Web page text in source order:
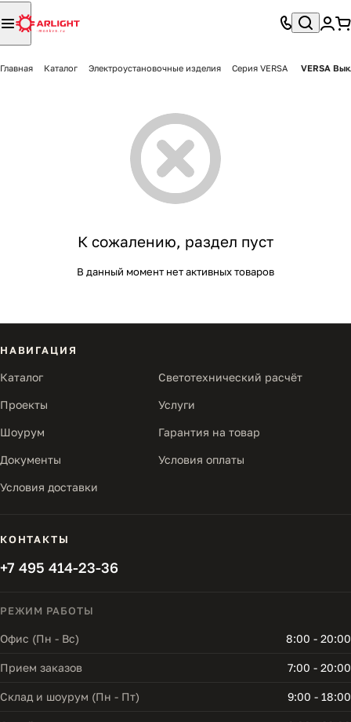
Главная Каталог Электроустановочные изделия Серия VERSA VERSA
К сожалению, раздел пуст
В данный момент нет активных товаров
НАВИГАЦИЯ
Каталог Светотехнический расчёт
Проекты Услуги
Шоурум Гарантия на товар
Документы Условия оплаты
Условия доставки
КОНТАКТЫ
+7 495 414-23-36
РЕЖИМ РАБОТЫ
Офис (Пн - Вс) 8:00 - 20:00
Прием заказов 7:00 - 20:00
Склад и шоурум (Пн - Пт) 9:00 - 18:00